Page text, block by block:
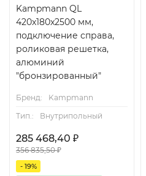
Kampmann QL
420x180x2500 мм,
подключение справа,
роликовая решетка,
алюминий
"бронзированный"
Бренд:
Kampmann
Тип.:
Внутрипольный
285 468,40 ₽
356 835,50₽
- 19%